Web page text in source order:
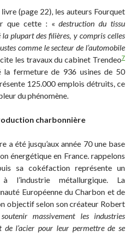
(page 22), les auteurs Fourquet
que cette : «destruction du tissu
plupart des filières, y compris celles
comme le secteur de l’automobile
les travaux du cabinet Trendeo7
la fermeture de 936 usines de 50
125.000 emplois détruits, ce
du phénomène.
charbonnière
a été jusqu’aux année 70 une base
énergétique en France. rappelons
sa cokéfaction représente un
à l’industrie métallurgique. La
Européenne du Charbon et de
objectif selon son créateur Robert
massivement les industries
de l’acier pour leur permettre de se